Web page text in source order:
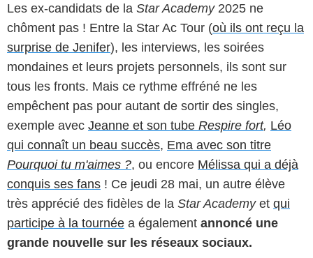
Les ex-candidats de la Star Academy 2025 ne
chôment pas ! Entre la Star Ac Tour (où ils ont reçu la
surprise de Jenifer), les interviews, les soirées
mondaines et leurs projets personnels, ils sont sur
tous les fronts. Mais ce rythme effréné ne les
empêchent pas pour autant de sortir des singles,
exemple avec Jeanne et son tube Respire fort, Léo
qui connaît un beau succès, Ema avec son titre
Pourquoi tu m'aimes ?, ou encore Mélissa qui a déjà
conquis ses fans ! Ce jeudi 28 mai, un autre élève
très apprécié des fidèles de la Star Academy et qui
participe à la tournée a également annoncé une
grande nouvelle sur les réseaux sociaux.